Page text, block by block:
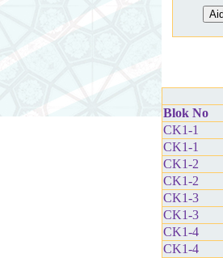
Blok No
CK1-1
CK1-1
CK1-2
CK1-2
CK1-3
CK1-3
CK1-4
CK1-4